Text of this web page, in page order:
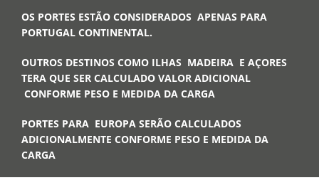
OS PORTES ESTÃO CONSIDERADOS APENAS PARA
PORTUGAL CONTINENTAL.
OUTROS DESTINOS COMO ILHAS MADEIRA E AÇORES
TERA QUE SER CALCULADO VALOR ADICIONAL
CONFORME PESO E MEDIDA DA CARGA
PORTES PARA EUROPA SERÃO CALCULADOS
ADICIONALMENTE CONFORME PESO E MEDIDA DA
CARGA